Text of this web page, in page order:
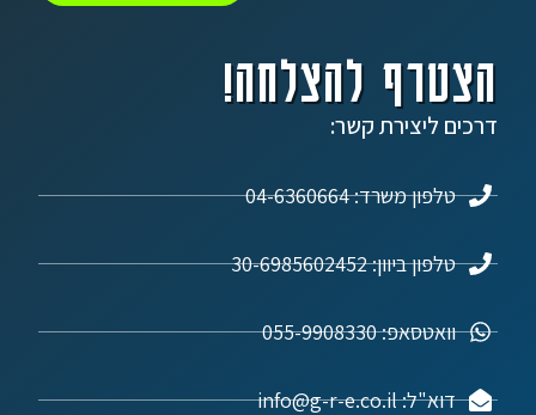
הצטרף להצלחה!
דרכים ליצירת קשר:
טלפון משרד: 04-6360664
טלפון ביוון: 30-6985602452
וואטסאפ: 055-9908330
דוא"ל: info@g-r-e.co.il